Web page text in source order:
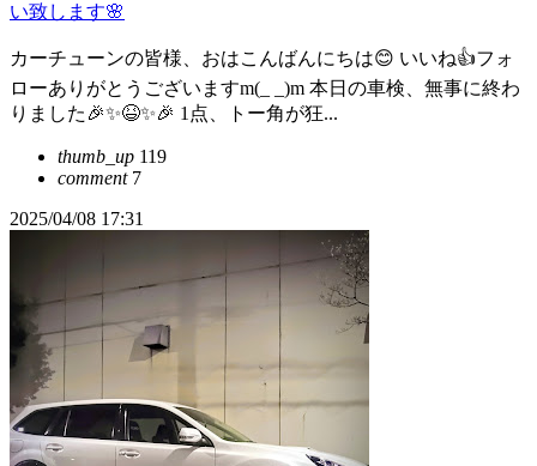
い致します🌸
カーチューンの皆様、おはこんばんにちは😊 いいね👍️フォ
ローありがとうございますm(_ _)m 本日の車検、無事に終わ
りました🎉✨😆✨🎉 1点、トー角が狂...
thumb_up 119
comment7
2025/04/08 17:31